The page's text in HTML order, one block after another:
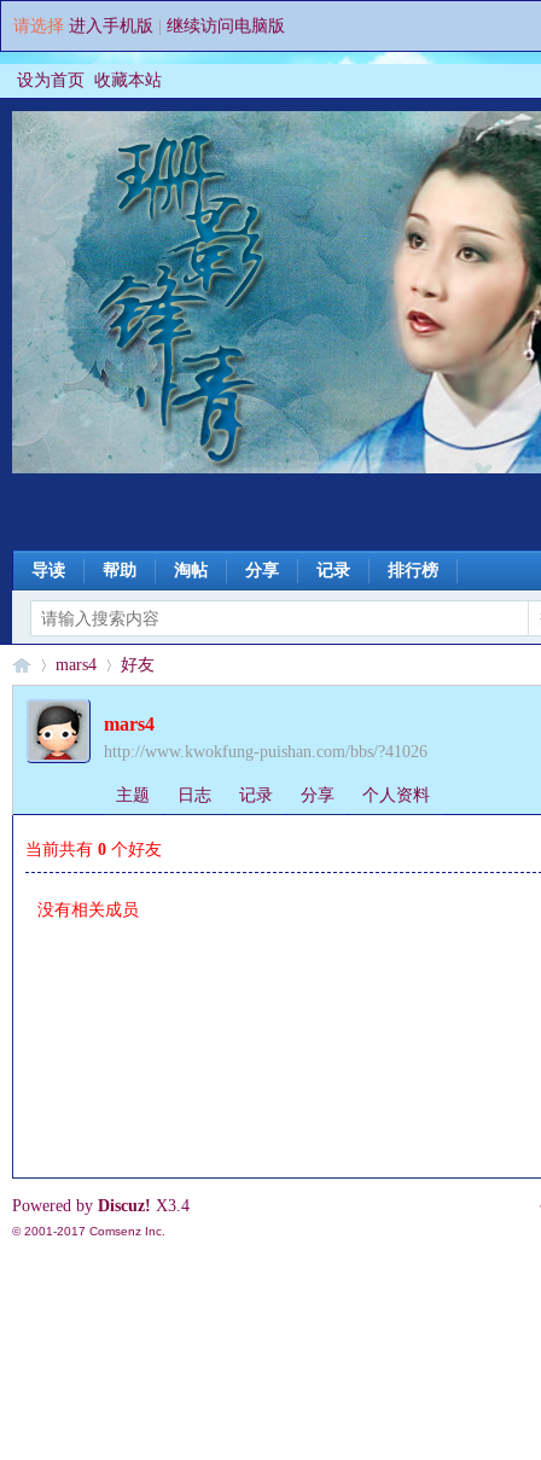
请选择 进入手机版 继续访问电脑版
设为首页 收藏本站
导读 帮助 淘帖 分享 记录 排行榜
›
mars4 好友
mars4
http://www.kwokfung-puishan.com/bbs/?41026
主题 日志 记录 分享 个人资料
当前共有 0个好友
没有相关成员
Powered by Discuz! X3.4
© 2001-2017 Comsenz Inc.